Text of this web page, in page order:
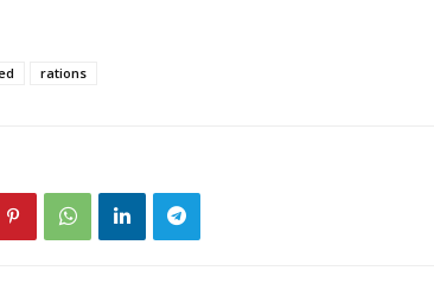
rations